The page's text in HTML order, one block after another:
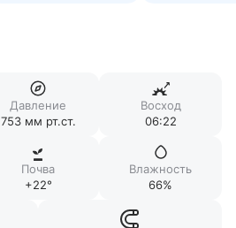
Давление
753 мм рт.ст.
Восход
06:22
Почва
+22°
Влажность
66%